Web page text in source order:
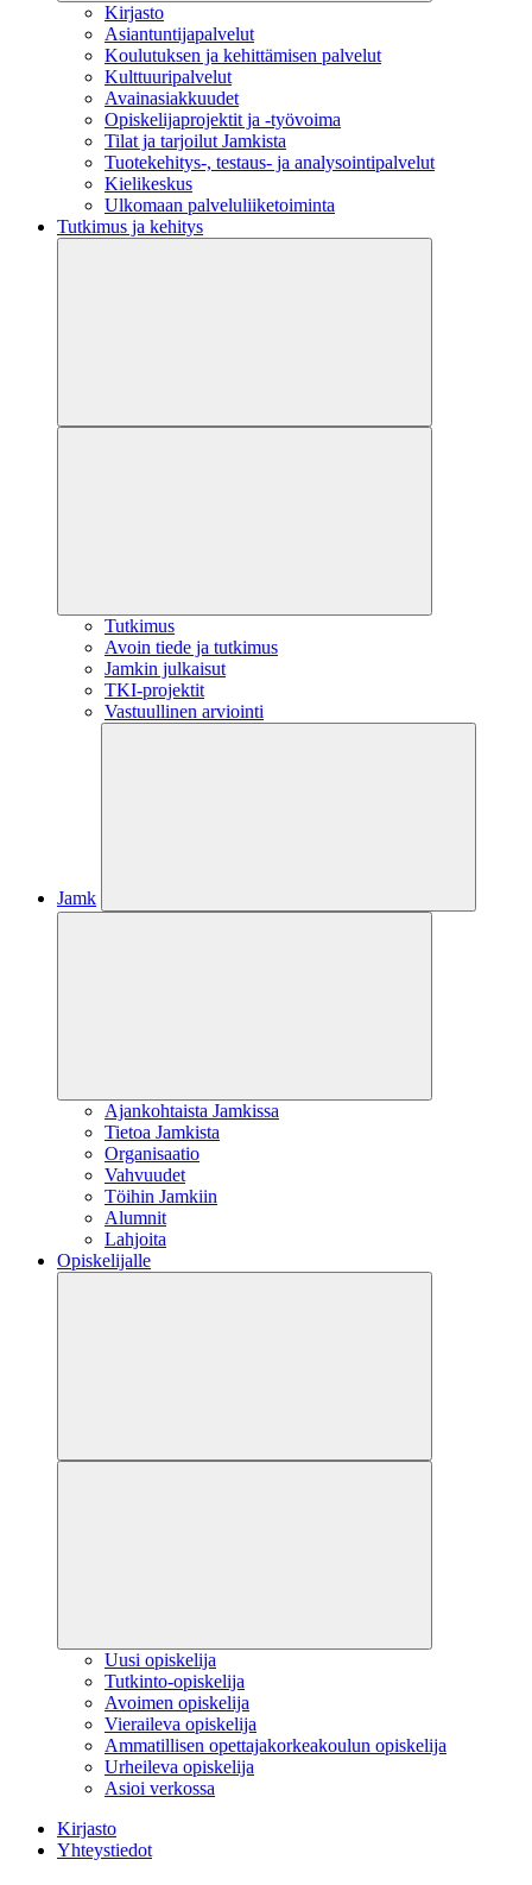
Kirjasto
Asiantuntijapalvelut
Koulutuksen ja kehittämisen palvelut
Kulttuuripalvelut
Avainasiakkuudet
Opiskelijaprojektit​ ja -työvoima
Tilat ja tarjoilut Jamkista
Tuotekehitys-, testaus- ja analysointipalvelut
Kielikeskus
Ulkomaan palveluliiketoiminta
Tutkimus ja kehitys
Tutkimus
Avoin tiede ja tutkimus
Jamkin julkaisut
TKI-projektit
Vastuullinen arviointi
Jamk
Ajankohtaista Jamkissa
Tietoa Jamkista
Organisaatio
Vahvuudet
Töihin Jamkiin
Alumnit
Lahjoita
Opiskelijalle
Uusi opiskelija
Tutkinto-opiskelija
Avoimen opiskelija
Vieraileva opiskelija
Ammatillisen opettajakorkeakoulun opiskelija
Urheileva opiskelija
Asioi verkossa
Kirjasto
Yhteystiedot